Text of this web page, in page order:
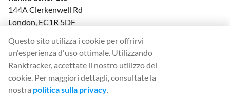
144A Clerkenwell Rd
London, EC1R 5DF
felix@ranktracker.com
2015 -2026 © Ranktracker. All Rights Reserved.
Questo sito utilizza i cookie per offrirvi
un'esperienza d'uso ottimale. Utilizzando
Ranktracker, accettate il nostro utilizzo dei
cookie. Per maggiori dettagli, consultate la
nostra politica sulla privacy.